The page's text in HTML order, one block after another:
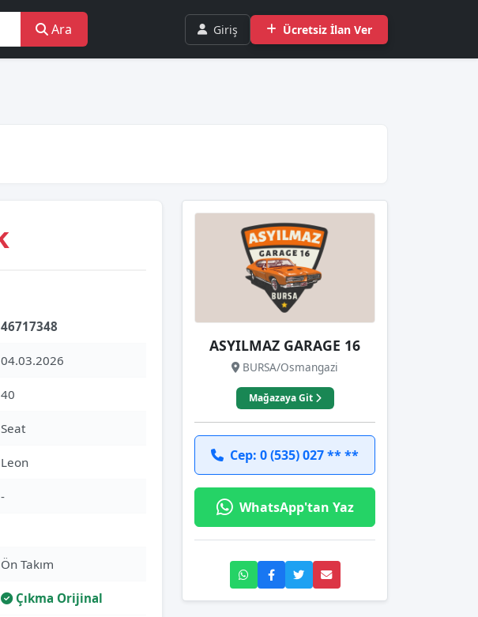
Ara Giriş Ücretsiz İlan Ver
46717348
04.03.2026
40
Seat
Leon
-
Ön Takım
Çıkma Orijinal
ASYILMAZ GARAGE 16
BURSA/Osmangazi
Mağazaya Git
Cep: 0 (535) 027 ** **
WhatsApp'tan Yaz